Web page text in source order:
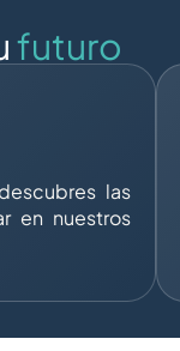
futuro
las
en nuestros